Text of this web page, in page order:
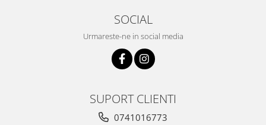
SOCIAL
Urmareste-ne in social media
SUPORT CLIENTI
0741016773